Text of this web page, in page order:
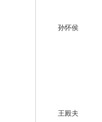
孙怀侯
王殿夫